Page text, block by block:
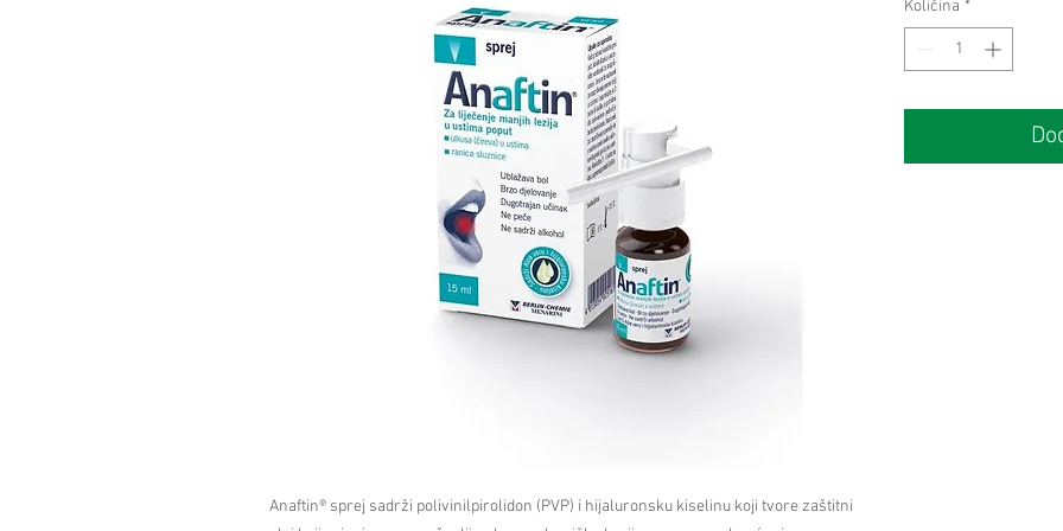
Anaftin® sprej sadrži polivinilpirolidon (PVP) i hijaluronsku kiselinu koji tvore zaštitni
Količina *